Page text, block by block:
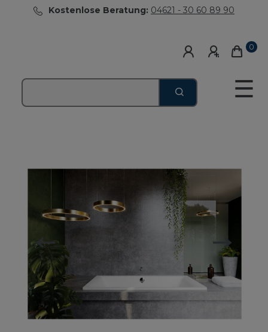
Kostenlose Beratung: 04621 - 30 60 89 90
0
☰